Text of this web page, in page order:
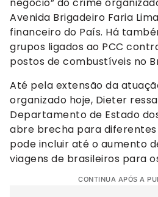
negócio” do crime
Avenida Brigadeiro Faria
financeiro do País. Há
grupos ligados ao PCC
postos de combustíveis no
Até pela extensão da
organizado hoje, Dieter
Departamento de Estado
abre brecha para diferentes
pode incluir até o aumento
viagens de brasileiros para
CONTINUA APÓS A